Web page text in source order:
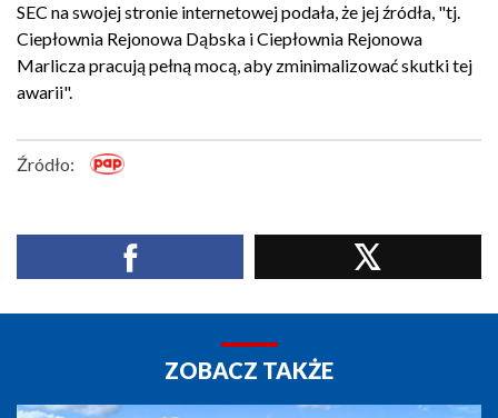
SEC na swojej stronie internetowej podała, że jej źródła, "tj.
Ciepłownia Rejonowa Dąbska i Ciepłownia Rejonowa
Marlicza pracują pełną mocą, aby zminimalizować skutki tej
awarii".
Źródło:
ZOBACZ TAKŻE